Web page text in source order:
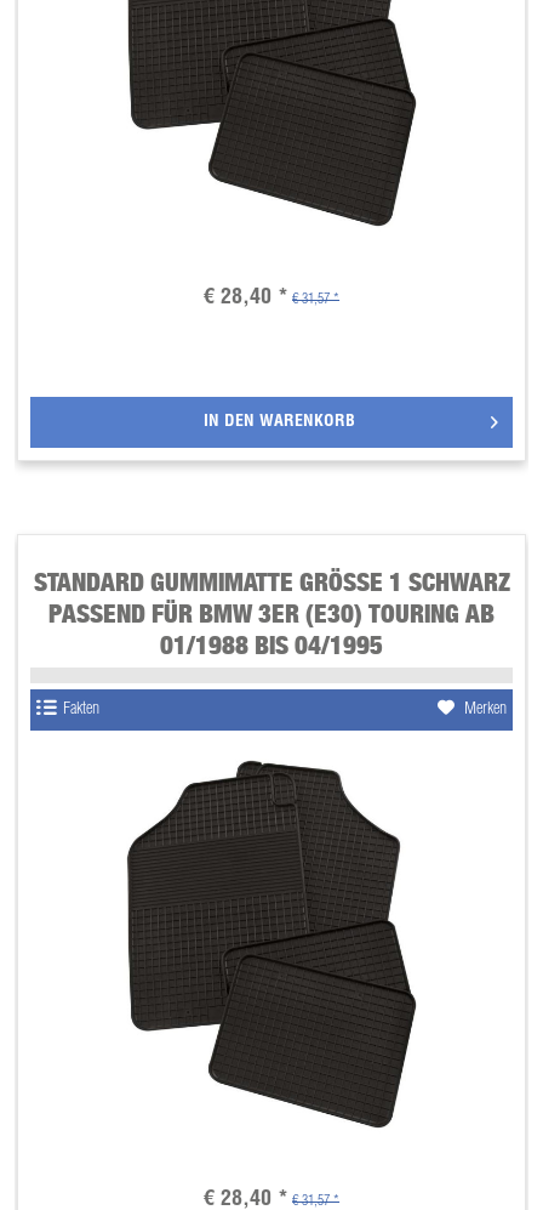
€ 28,40 * € 31,57 *
IN DEN WARENKORB
STANDARD GUMMIMATTE GRÖSSE 1 SCHWARZ P
ASSEND FÜR BMW 3ER (E30) TOURING AB 0
1/1988 BIS 04/1995
€ 28,40 * € 31,57 *
Fakten Merken